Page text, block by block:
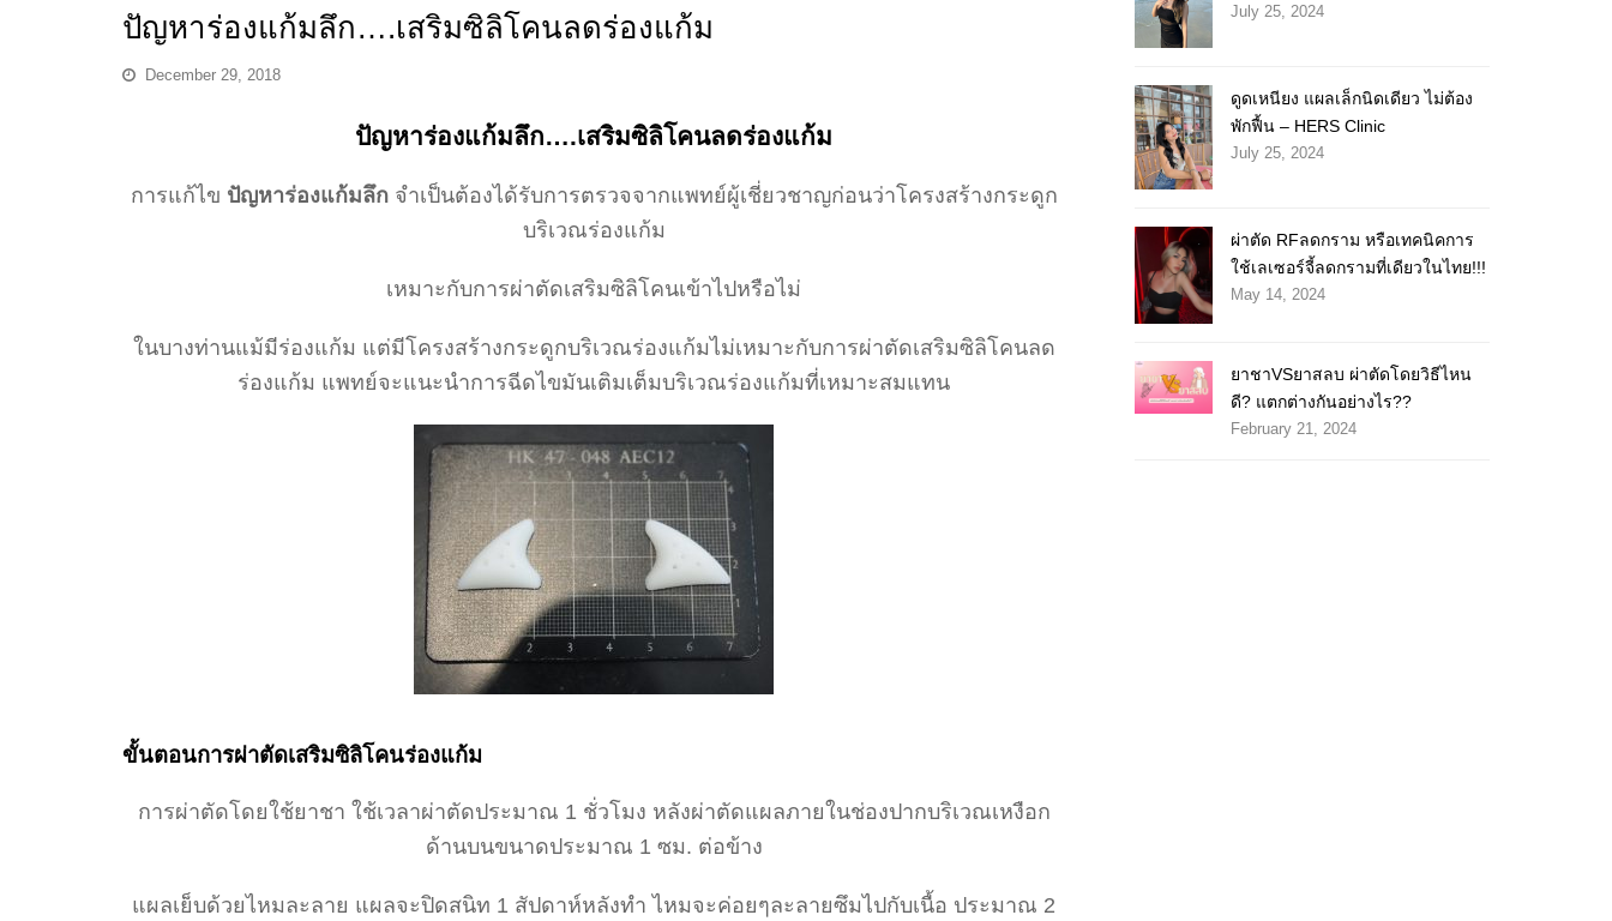
ปัญหาร่องแก้มลึก….เสริมซิลิโคนลดร่องแก้ม
December 29, 2018
ปัญหาร่องแก้มลึก….เสริมซิลิโคนลดร่องแก้ม
การแก้ไข ปัญหาร่องแก้มลึกจำเป็นต้องได้รับการตรวจจากแพทย์ผู้เชี่ยวชาญก่อนว่าโครงสร้างกระดูก
บริเวณร่องแก้ม
เหมาะกับการผ่าตัดเสริมซิลิโคนเข้าไปหรือไม่
ในบางท่านแม้มีร่องแก้ม แต่มีโครงสร้างกระดูกบริเวณร่องแก้มไม่เหมาะกับการผ่าตัดเสริมซิลิโคนลด
ร่องแก้ม แพทย์จะแนะนำการฉีดไขมันเติมเต็มบริเวณร่องแก้มที่เหมาะสมแทน
ขั้นตอนการผ่าตัดเสริมซิลิโคนร่องแก้ม
การผ่าตัดโดยใช้ยาชา ใช้เวลาผ่าตัดประมาณ 1 ชั่วโมง หลังผ่าตัดแผลภายในช่องปากบริเวณเหงือก
ด้านบนขนาดประมาณ 1 ซม. ต่อข้าง
แผลเย็บด้วยไหมละลาย แผลจะปิดสนิท 1 สัปดาห์หลังทำ ไหมจะค่อยๆละลายซึมไปกับเนื้อ ประมาณ 2
July 25, 2024
ดูดเหนียง แผลเล็กนิดเดียว ไม่ต้อง
พักฟื้น – HERS Clinic
July 25, 2024
ผ่าตัด RFลดกราม หรือเทคนิคการ
ใช้เลเซอร์จี้ลดกรามที่เดียวในไทย!!!
May 14, 2024
ยาชาVSยาสลบ ผ่าตัดโดยวิธีไหน
ดี? แตกต่างกันอย่างไร??
February 21, 2024